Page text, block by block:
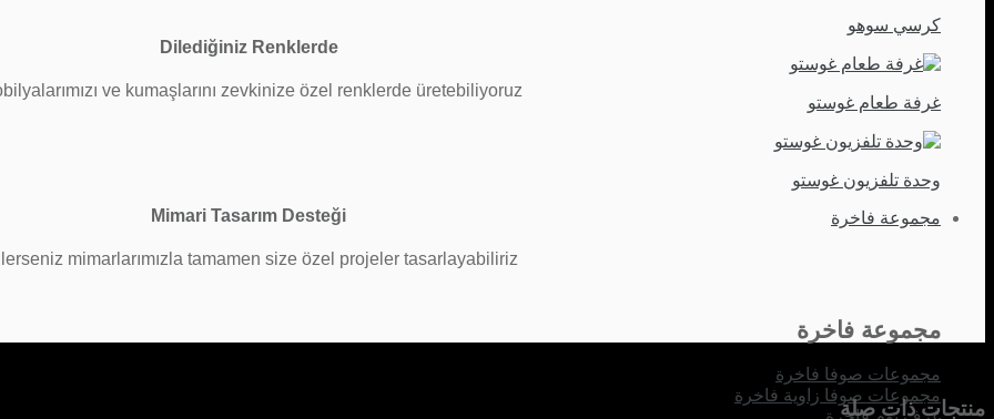
كرسي سوهو
غرفة طعام غوستو
وحدة تلفزيون غوستو
مجموعة فاخرة
مجموعة فاخرة
مجموعات صوفا فاخرة
مجموعات صوفا زاوية فاخرة
Dilediğiniz Renklerde
ve kumaşlarını zevkinize özel renklerde üretebiliyoruz.
Mimari Tasarım Desteği
mimarlarımızla tamamen size özel projeler tasarlayabiliriz.
منتجات ذات صلة